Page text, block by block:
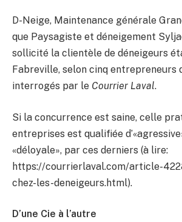
D-Neige, Maintenance générale
que Paysagiste et déneigement
sollicité la clientèle de déneigeurs
Fabreville, selon cinq entrepreneurs
interrogés par le Courrier Laval.
Si la concurrence est saine, celle
entreprises est qualifiée
«déloyale», par ces derniers (à lire:
https://courrierlaval.com/article-
chez-les-deneigeurs.html).
D’une Cie à l’autre